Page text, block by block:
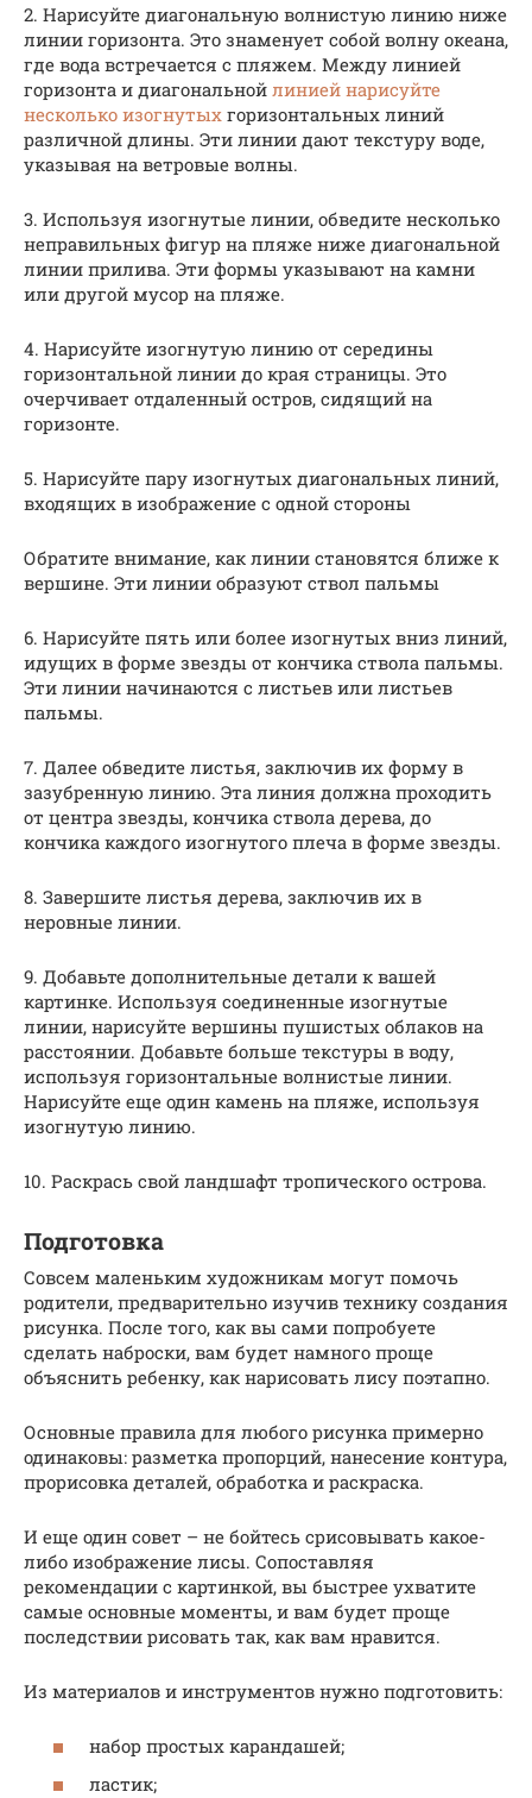
2. Нарисуйте диагональную волнистую линию ниже
линии горизонта. Это знаменует собой волну океана,
где вода встречается с пляжем. Между линией
горизонта и диагональной линией нарисуйте
несколько изогнутых горизонтальных линий
различной длины. Эти линии дают текстуру воде,
указывая на ветровые волны.
3. Используя изогнутые линии, обведите несколько
неправильных фигур на пляже ниже диагональной
линии прилива. Эти формы указывают на камни
или другой мусор на пляже.
4. Нарисуйте изогнутую линию от середины
горизонтальной линии до края страницы. Это
очерчивает отдаленный остров, сидящий на
горизонте.
5. Нарисуйте пару изогнутых диагональных линий,
входящих в изображение с одной стороны
Обратите внимание, как линии становятся ближе к
вершине. Эти линии образуют ствол пальмы
6. Нарисуйте пять или более изогнутых вниз линий,
идущих в форме звезды от кончика ствола пальмы.
Эти линии начинаются с листьев или листьев
пальмы.
7. Далее обведите листья, заключив их форму в
зазубренную линию. Эта линия должна проходить
от центра звезды, кончика ствола дерева, до
кончика каждого изогнутого плеча в форме звезды.
8. Завершите листья дерева, заключив их в
неровные линии.
9. Добавьте дополнительные детали к вашей
картинке. Используя соединенные изогнутые
линии, нарисуйте вершины пушистых облаков на
расстоянии. Добавьте больше текстуры в воду,
используя горизонтальные волнистые линии.
Нарисуйте еще один камень на пляже, используя
изогнутую линию.
10. Раскрась свой ландшафт тропического острова.
Подготовка
Совсем маленьким художникам могут помочь
родители, предварительно изучив технику создания
рисунка. После того, как вы сами попробуете
сделать наброски, вам будет намного проще
объяснить ребенку, как нарисовать лису поэтапно.
Основные правила для любого рисунка примерно
одинаковы: разметка пропорций, нанесение контура,
прорисовка деталей, обработка и раскраска.
И еще один совет – не бойтесь срисовывать какое-
либо изображение лисы. Сопоставляя
рекомендации с картинкой, вы быстрее ухватите
самые основные моменты, и вам будет проще
последствии рисовать так, как вам нравится.
Из материалов и инструментов нужно подготовить:
набор простых карандашей;
ластик;